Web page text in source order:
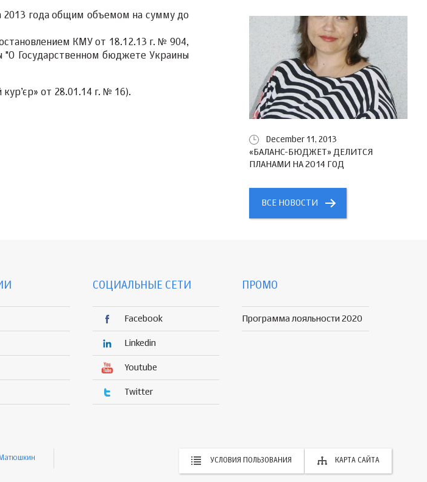
2013 года общим объемом на сумму до
КМУ от 18.12.13 г. № 904,
"О Государственном бюджете Украины
кур’єр» от 28.01.14 г. № 16).
December 11, 2013
«БАЛАНС-БЮДЖЕТ» ДЕЛИТСЯ
ПЛАНАМИ НА 2014 ГОД
ВСЕ НОВОСТИ
СОЦИАЛЬНЫЕ СЕТИ
Facebook
Linkedin
Youtube
Twitter
ПРОМО
Программа лояльности 2020
УСЛОВИЯ ПОЛЬЗОВАНИЯ КАРТА САЙТА